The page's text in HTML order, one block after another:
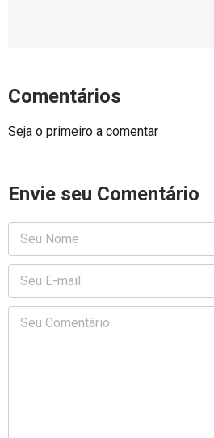
Comentários
Seja o primeiro a comentar
Envie seu Comentário